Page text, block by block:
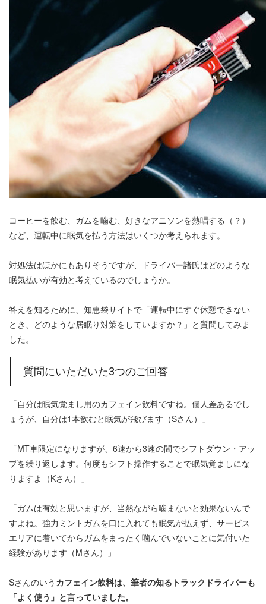
コーヒーを飲む、ガムを噛む、好きなアニソンを熱唱する（？）
など、運転中に眠気を払う方法はいくつか考えられます。
対処法はほかにもありそうですが、ドライバー諸氏はどのような
眠気払いが有効と考えているのでしょうか。
答えを知るために、知恵袋サイトで「運転中にすぐ休憩できない
とき、どのような居眠り対策をしていますか？」と質問してみま
した。
質問にいただいた3つのご回答
「自分は眠気覚まし用のカフェイン飲料ですね。個人差あるでし
ょうが、自分は1本飲むと眠気が飛びます（Sさん）」
「MT車限定になりますが、6速から3速の間でシフトダウン・アッ
プを繰り返します。何度もシフト操作することで眠気覚ましにな
りますよ（Kさん）」
「ガムは有効と思いますが、当然ながら噛まないと効果ないんで
すよね。強力ミントガムを口に入れても眠気が払えず、サービス
エリアに着いてからガムをまったく噛んでいないことに気付いた
経験があります（Mさん）」
Sさんのいう カフェイン飲料は、筆者の知るトラックドライバーも
「よく使う」と言っていました。